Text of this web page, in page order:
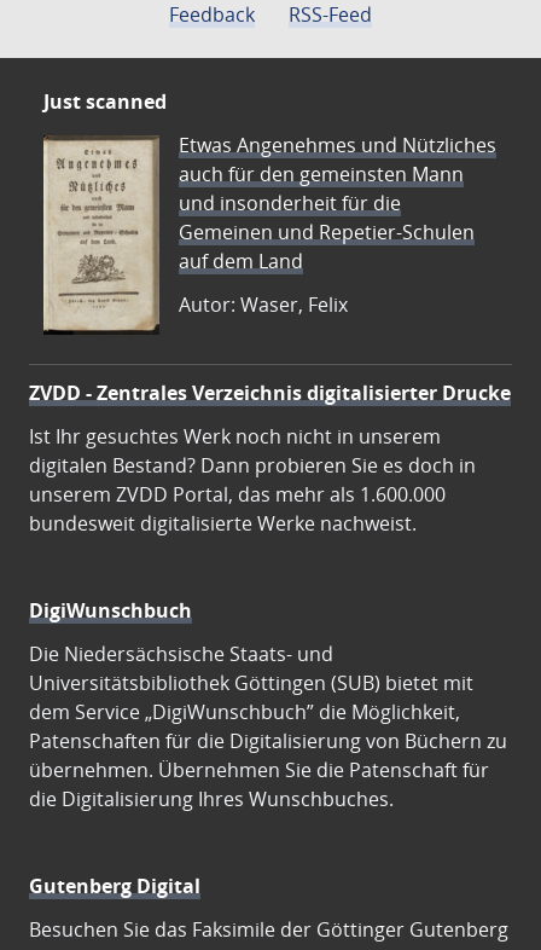
Feedback
RSS-Feed
Just scanned
Etwas Angenehmes und Nützliches
auch für den gemeinsten Mann
und insonderheit für die
Gemeinen und Repetier-Schulen
auf dem Land
Autor: Waser, Felix
ZVDD - Zentrales Verzeichnis digitalisierter Drucke
Ist Ihr gesuchtes Werk noch nicht in unserem
digitalen Bestand? Dann probieren Sie es doch in
unserem ZVDD Portal, das mehr als 1.600.000
bundesweit digitalisierte Werke nachweist.
DigiWunschbuch
Die Niedersächsische Staats- und
Universitätsbibliothek Göttingen (SUB) bietet mit
dem Service „DigiWunschbuch” die Möglichkeit,
Patenschaften für die Digitalisierung von Büchern zu
übernehmen. Übernehmen Sie die Patenschaft für
die Digitalisierung Ihres Wunschbuches.
Gutenberg Digital
Besuchen Sie das Faksimile der Göttinger Gutenberg